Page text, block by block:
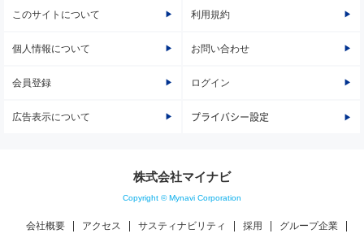
このサイトについて 利用規約
個人情報について お問い合わせ
会員登録 ログイン
広告表示について プライバシー設定
株式会社マイナビ
Copyright © Mynavi Corporation
会社概要 アクセス サスティナビリティ 採用 グループ企業